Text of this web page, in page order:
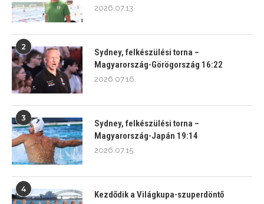
2026.07.13.
2
Sydney, felkészülési torna –
Magyarország-Görögország 16:22
2026.07.16.
3
Sydney, felkészülési torna –
Magyarország-Japán 19:14
2026.07.15.
4
Kezdődik a Világkupa-szuperdöntő